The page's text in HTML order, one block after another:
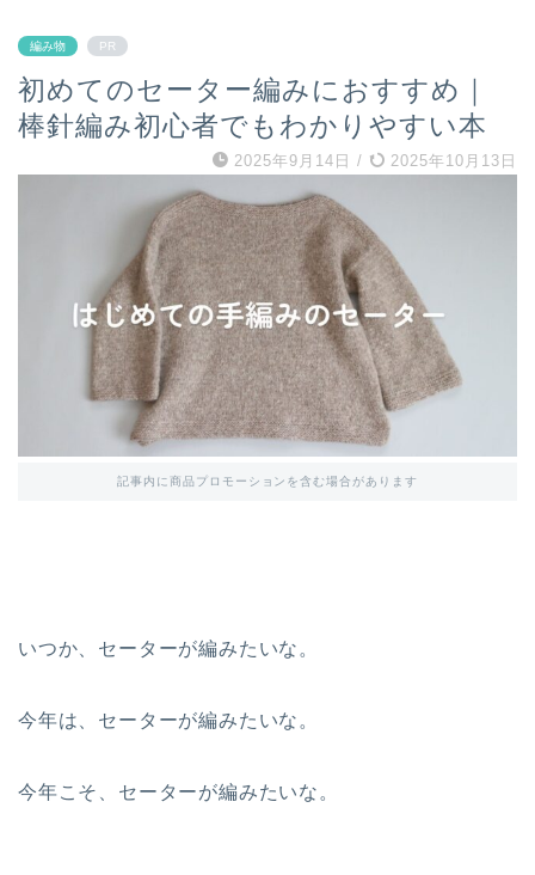
編み物 PR
初めてのセーター編みにおすすめ｜
棒針編み初心者でもわかりやすい本
2025年9月14日 / 2025年10月13日
記事内に商品プロモーションを含む場合があります
いつか、セーターが編みたいな。
今年は、セーターが編みたいな。
今年こそ、セーターが編みたいな。